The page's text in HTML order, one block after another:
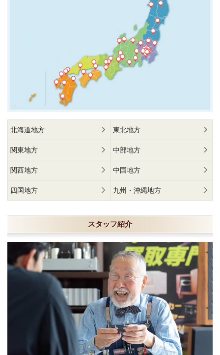
北海道地方 東北地方
関東地方 中部地方
関西地方 中国地方
四国地方 九州・沖縄地方
スタッフ紹介